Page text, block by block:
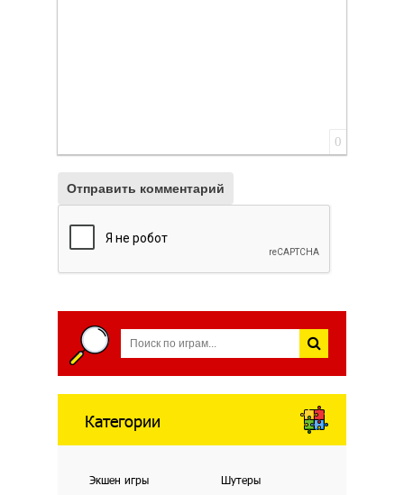
0
Отправить комментарий
Категории
Экшен игры Шутеры